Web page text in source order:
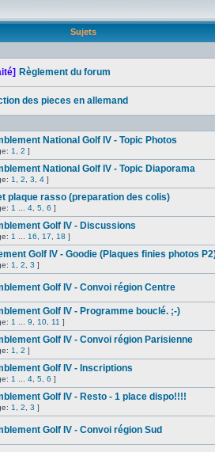
Sujets
Règlement du forum
des pieces en allemand
National Golf IV - Topic Photos
1 2 ]
National Golf IV - Topic Diaporama
1 2 3 4 ]
plaque rasso (preparation des colis)
1 4 5 6 ]
Golf IV - Discussions
1 16 17 18 ]
Golf IV - Goodie (Plaques finies photos
1 2 3 ]
Golf IV - Convoi région Centre
Golf IV - Programme bouclé. ;-)
1 9 10 11 ]
Golf IV - Convoi région Parisienne
1 2 ]
Golf IV - Inscriptions
1 4 5 6 ]
Golf IV - Resto - 1 place dispo!!!!
1 2 3 ]
Golf IV - Convoi région Sud